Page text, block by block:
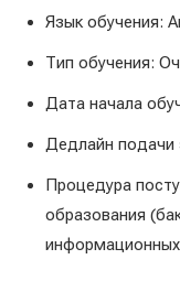
Язык обучения:
Тип обучения:
Дата начала
Дедлайн подачи
Процедура
образования